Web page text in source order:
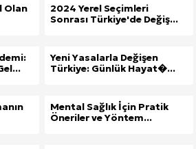
Olan
2024 Yerel Seçimleri
Sonrası Türkiye'de Değiş...
Yeni Yasalarla Değişen
Türkiye: Günlük Hayat�...
Mental Sağlık İçin Pratik
Öneriler ve Yöntem...